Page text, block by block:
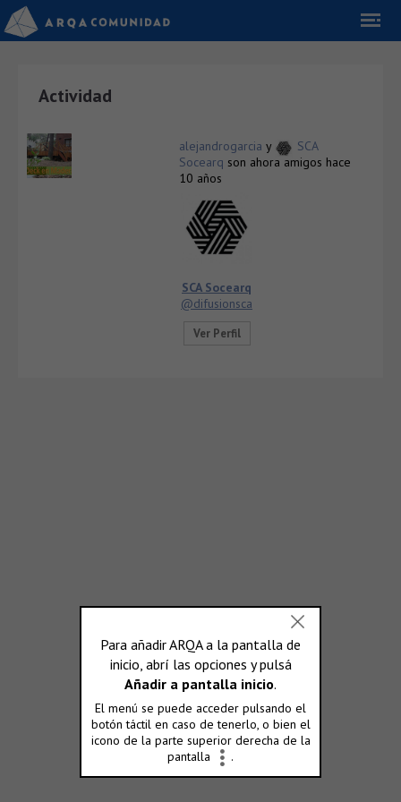
Actividad
alejandrogarcia y
SCA
Socearq son ahora amigos hace
10 años
SCA Socearq
@difusionsca
Ver Perfil